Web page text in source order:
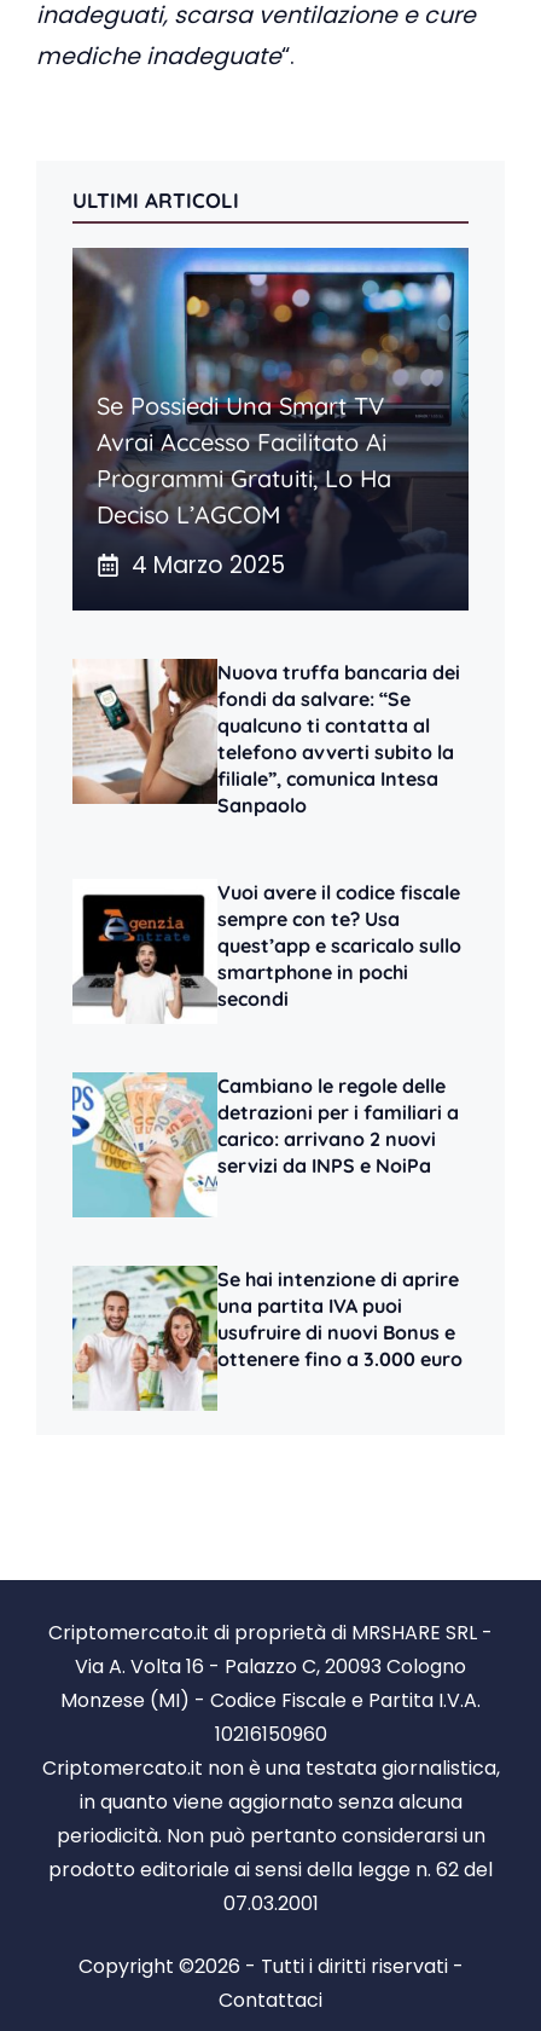
inadeguati, scarsa ventilazione e cure
mediche inadeguate“.
ULTIMI ARTICOLI
Se Possiedi Una Smart TV
Avrai Accesso Facilitato Ai
Programmi Gratuiti, Lo Ha
Deciso L’AGCOM
4 Marzo 2025
Nuova truffa bancaria dei
fondi da salvare: “Se
qualcuno ti contatta al
telefono avverti subito la
filiale”, comunica Intesa
Sanpaolo
Vuoi avere il codice fiscale
sempre con te? Usa
quest’app e scaricalo sullo
smartphone in pochi
secondi
Cambiano le regole delle
detrazioni per i familiari a
carico: arrivano 2 nuovi
servizi da INPS e NoiPa
Se hai intenzione di aprire
una partita IVA puoi
usufruire di nuovi Bonus e
ottenere fino a 3.000 euro
Criptomercato.it di proprietà di MRSHARE SRL -
Via A. Volta 16 - Palazzo C, 20093 Cologno
Monzese (MI) - Codice Fiscale e Partita I.V.A.
10216150960
Criptomercato.it non è una testata giornalistica,
in quanto viene aggiornato senza alcuna
periodicità. Non può pertanto considerarsi un
prodotto editoriale ai sensi della legge n. 62 del
07.03.2001
Copyright ©2026 - Tutti i diritti riservati -
Contattaci